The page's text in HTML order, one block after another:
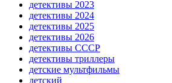
детективы 2023
детективы 2024
детективы 2025
детективы 2026
детективы СССР
детективы триллеры
детские мультфильмы
детский